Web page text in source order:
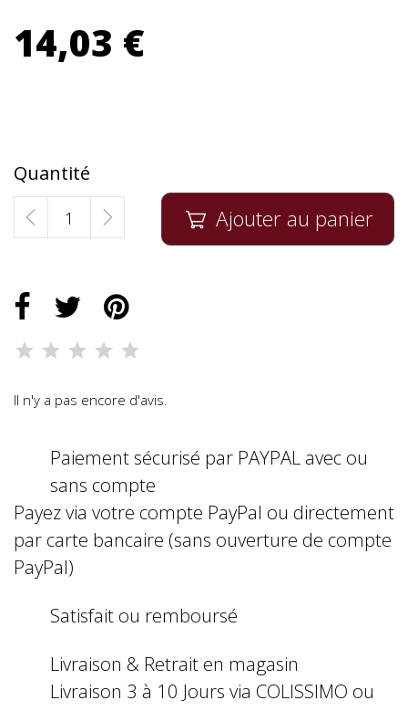
14,03 €
Quantité
 Ajouter au panier
Il n'y a pas encore d'avis.
Paiement sécurisé par PAYPAL avec ou
sans compte
Payez via votre compte PayPal ou directement
par carte bancaire (sans ouverture de compte
PayPal)
Satisfait ou remboursé
Livraison & Retrait en magasin
Livraison 3 à 10 Jours via COLISSIMO ou